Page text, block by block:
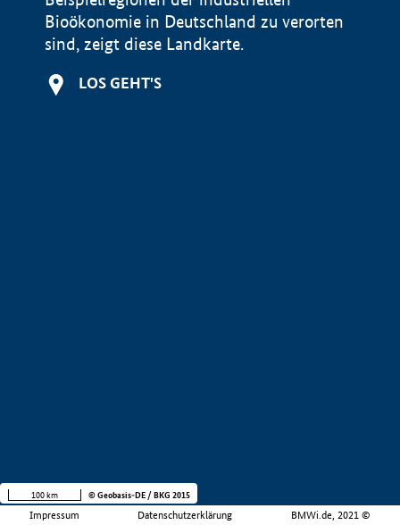
Bioökonomie in Deutschland zu verorten
sind, zeigt diese Landkarte.
LOS GEHT'S
Impressum Datenschutzerklärung BMWi.de, 2021 ©
100 km © Geobasis-DE / BKG 2015